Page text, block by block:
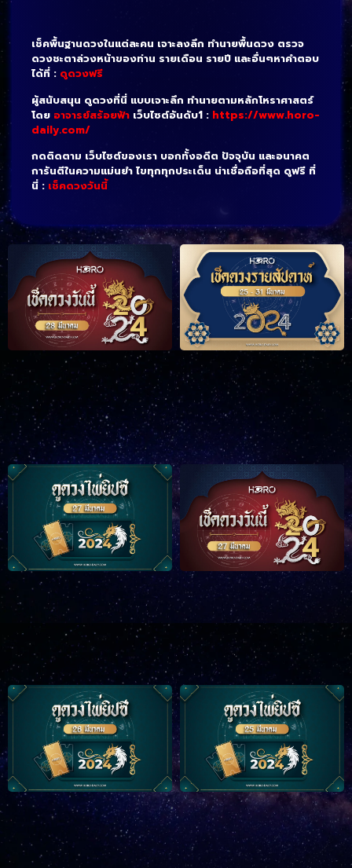
เช็คพื้นฐานดวงในแต่ละคน เจาะลงลึก ทำนายพื้นดวง ตรวจ
ดวงชะตาล่วงหน้าของท่าน รายเดือน รายปี และอื่นๆหาคำตอบ
ได้ที่ : ดูดวงฟรี
ผู้สนับสนุน ดูดวงที่นี่ แบบเจาะลึก ทำนายตามหลักโหราศาสตร์
โดย อาจารย์สร้อยฟ้า เว็บไซต์อันดับ1 : https://www.horo-
daily.com/
กดติดตาม เว็บไซต์ของเรา บอกทั้งอดีต ปัจจุบัน และอนาคต
การันตีในความแม่นยำ ไขทุกทุกประเด็น น่าเชื่อถือที่สุด ดูฟรี ที่
นี่ : เช็คดวงวันนี้